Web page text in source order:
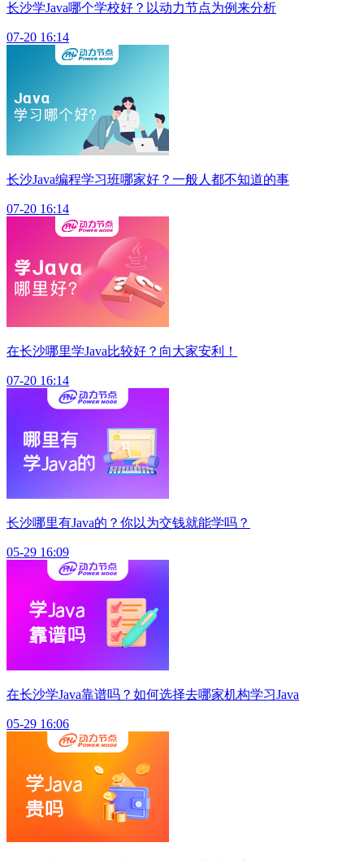
长沙学Java哪个学校好？以动力节点为例来分析
07-20 16:14
长沙Java编程学习班哪家好？一般人都不知道的事
07-20 16:14
在长沙哪里学Java比较好？向大家安利！
07-20 16:14
长沙哪里有Java的？你以为交钱就能学吗？
05-29 16:09
在长沙学Java靠谱吗？如何选择去哪家机构学习Java
05-29 16:06